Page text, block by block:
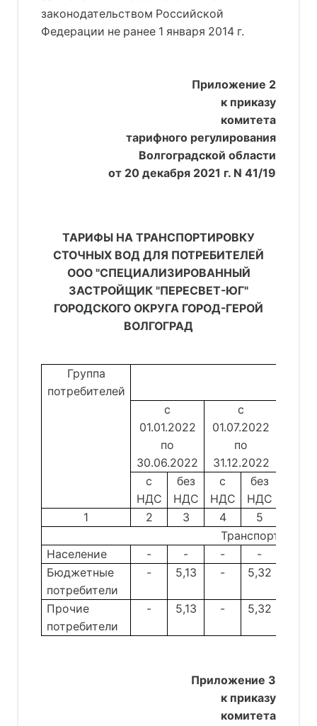
законодательством Российской
Федерации не ранее 1 января 2014 г.
Приложение 2
к приказу
комитета
тарифного регулирования
Волгоградской области
от 20 декабря 2021 г. N 41/19
ТАРИФЫ НА ТРАНСПОРТИРОВКУ
СТОЧНЫХ ВОД ДЛЯ ПОТРЕБИТЕЛЕЙ
ООО "СПЕЦИАЛИЗИРОВАННЫЙ
ЗАСТРОЙЩИК "ПЕРЕСВЕТ-ЮГ"
ГОРОДСКОГО ОКРУГА ГОРОД-ГЕРОЙ
ВОЛГОГРАД
Группа
потребителей
с
01.01.2022
по
30.06.2022
с
01.07.2022
по
31.12.2022
с
НДС
без
НДС
с
НДС
без
НДС
1
2 3 4 5
Население
- - - -
Бюджетные
потребители
- 5,13 - 5,32
Прочие
потребители
- 5,13 - 5,32
Приложение 3
к приказу
комитета